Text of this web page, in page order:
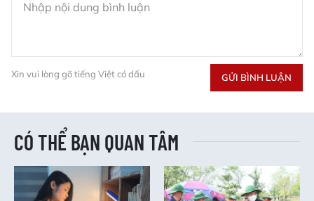
Xin vui lòng gõ tiếng Việt có dấu GỬI BÌNH LUẬN
CÓ THỂ BẠN QUAN TÂM